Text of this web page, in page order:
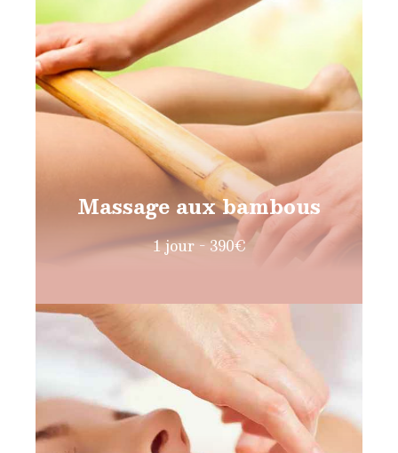
Massage aux bambous
1 jour - 390€